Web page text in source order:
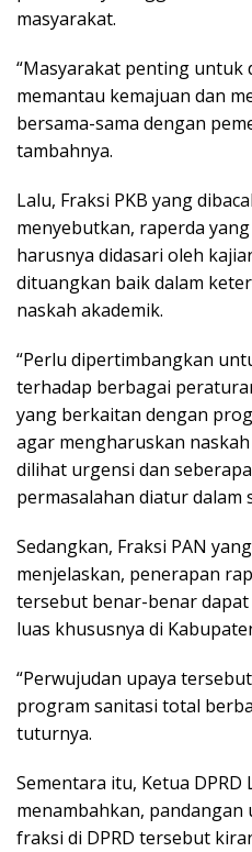
masyarakat.
“Masyarakat penting untuk
memantau kemajuan dan
bersama-sama dengan
tambahnya.
Lalu, Fraksi PKB yang
menyebutkan, raperda
harusnya didasari oleh
dituangkan baik dalam
naskah akademik.
“Perlu dipertimbangkan
terhadap berbagai
yang berkaitan dengan
agar mengharuskan
dilihat urgensi dan
permasalahan diatur dalam
Sedangkan, Fraksi PAN
menjelaskan, penerapan
tersebut benar-benar
luas khususnya di
“Perwujudan upaya
program sanitasi total
tuturnya.
Sementara itu, Ketua DPRD
menambahkan, pandangan
fraksi di DPRD tersebut